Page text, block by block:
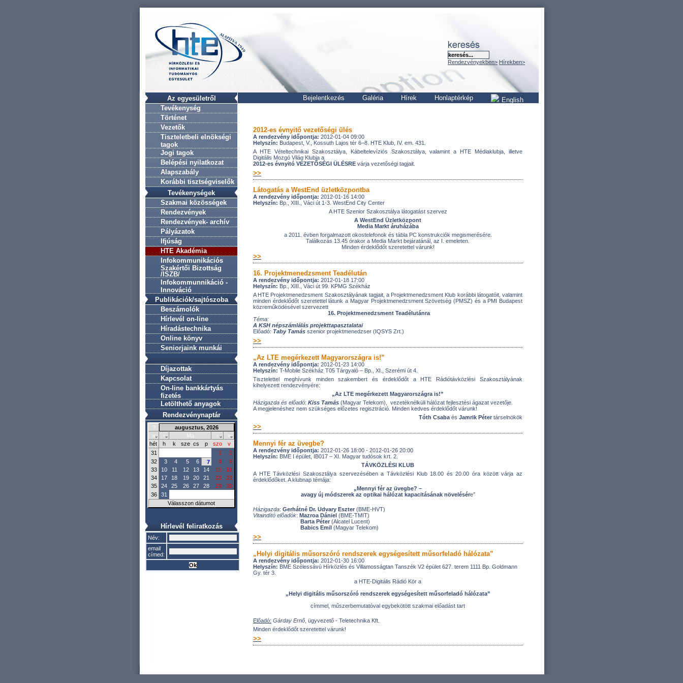
Rendezvényekben> Hírekben>
English
Honlaptérkép
Hírek
Galéria
Bejelentkezés
2012-es évnyitő vezetőségi ülés
A rendezvény időpontja: 2012-01-04 09:00
Helyszín: Budapest, V., Kossuth Lajos tér 6–8. HTE Klub, IV. em. 431.
A HTE Vételtechnikai Szakosztálya, Kábeltelevíziós Szakosztálya, valamint a HTE Médiaklubja, illetve
Digitális Mozgó Világ Klubja a
2012-es évnyitó VEZETŐSÉGI ÜLÉSRE várja vezetőségi tagjait.
>>
Látogatás a WestEnd üzletközpontba
A rendezvény időpontja: 2012-01-16 14:00
Helyszín: Bp., XIII., Váci út 1-3. WestEnd City Center
A HTE Szenior Szakosztálya látogatást szervez
A WestEnd Üzletközpont
Media Markt áruházába
a 2011. évben forgalmazott okostelefonok és tábla PC konstrukciók megismerésére.
Találkozás 13.45 órakor a Media Markt bejáratánál, az I. emeleten.
Minden érdeklődőt szeretettel várunk!
>>
16. Projektmenedzsment Teadélután
A rendezvény időpontja: 2012-01-18 17:00
Helyszín: Bp., XIII., Váci út 99. KPMG Székház
A HTE Projektmenedzsment Szakosztályának tagjait, a Projektmenedzsment Klub korábbi látogatóit, valamint
minden érdeklődőt szeretettel látunk a Magyar Projektmenedzsment Szövetség (PMSZ) és a PMI Budapest
közreműködésével szervezett
16. Projektmenedzsment Teadélutánra
Téma:
A KSH népszámlálás projekttapasztalatai
Előadó: Taby Tamás szenior projektmenedzser (IQSYS Zrt.)
>>
„Az LTE megérkezett Magyarországra is!”
A rendezvény időpontja: 2012-01-23 14:00
Helyszín: T-Mobile Székház T05 Tárgyaló – Bp., XI., Szerémi út 4.
Tisztelettel meghívunk minden szakembert és érdeklődőt a HTE Rádiótávközlési Szakosztályának
kihelyezett rendezvényére:
„Az LTE megérkezett Magyarországra is!”
Házigazda és előadó: Kiss Tamás (Magyar Telekom), vezetéknélküli hálózat fejlesztési ágazat vezetője.
A megjelenéshez nem szükséges előzetes regisztráció. Minden kedves érdeklődőt várunk!
Tóth Csaba és Jamrik Péter társelnökök
>>
Mennyi fér az üvegbe?
A rendezvény időpontja: 2012-01-26 18:00 - 2012-01-26 20:00
Helyszín: BME I épület, IB017 – XI. Magyar tudósok krt. 2.
TÁVKÖZLÉSI KLUB
A HTE Távközlési Szakosztálya szervezésében a Távközlési Klub 18.00 és 20.00 óra között várja az
érdeklődőket. A klubnap témája:
„Mennyi fér az üvegbe? –
avagy új módszerek az optikai hálózat kapacitásának növelésére”
Házigazda: Gerhátné Dr. Udvary Eszter (BME-HVT)
Vitaindító előadók: Mazroa Dániel (BME-TMIT)
Barta Péter (Alcatel Lucent)
Babics Emil (Magyar Telekom)
>>
„Helyi digitális műsorszóró rendszerek egységesített műsorfeladó hálózata”
A rendezvény időpontja: 2012-01-30 16:00
Helyszín: BME Szélessávú Hírközlés és Villamosságtan Tanszék V2 épület 627. terem 1111 Bp. Goldmann
Gy. tér 3.
a HTE-Digitális Rádió Kör a
„Helyi digitális műsorszóró rendszerek egységesített műsorfeladó hálózata”
címmel, műszerbemutatóval egybekötött szakmai előadást tart
Előadó: Gárday Ernő , ügyvezető - Teletechnika Kft.
Minden érdeklődőt szeretettel várunk!
>>
Az egyesületről
Tevékenység
Történet
Vezetők
Tiszteletbeli elnökségi
tagok
Jogi tagok
Belépési nyilatkozat
Alapszabály
Korábbi tisztségviselők
Tevékenységek
Szakmai közösségek
Rendezvények
Rendezvények- archív
Pályázatok
Ifjúság
HTE Akadémia
Infokommunikációs
Szakértői Bizottság
/ISZB/
Infokommunnikáció -
Innováció
Publikációk/sajtószoba
Beszámolók
Hírlevél on-line
Híradástechnika
Online könyv
Seniorjaink munkái
Díjazottak
Kapcsolat
On-line bankkártyás
fizetés
Letölthető anyagok
Rendezvénynaptár
?
augusztus, 2026
«
‹ Ma ›
»
hét
h k sze cs p szo
v
31
1
2
32
3 4 5 6 7 8
9
33
10 11 12 13 14 15
16
34
17 18 19 20 21 22
23
35
24 25 26 27 28 29
30
36
31
Válasszon dátumot
Hírlevél feliratkozás
Név:
email
címed: